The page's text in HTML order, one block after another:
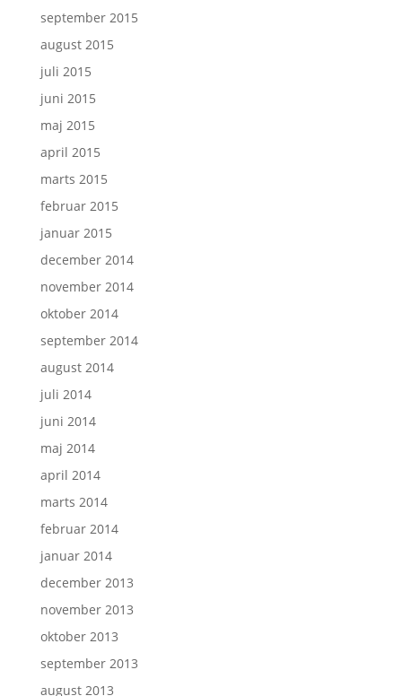
september 2015
august 2015
juli 2015
juni 2015
maj 2015
april 2015
marts 2015
februar 2015
januar 2015
december 2014
november 2014
oktober 2014
september 2014
august 2014
juli 2014
juni 2014
maj 2014
april 2014
marts 2014
februar 2014
januar 2014
december 2013
november 2013
oktober 2013
september 2013
august 2013